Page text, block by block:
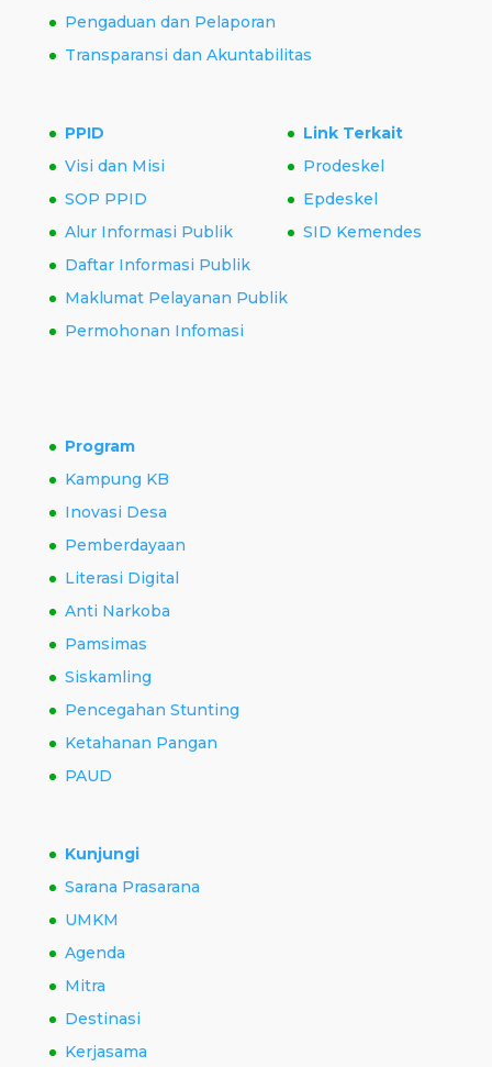
Pengaduan dan Pelaporan
Transparansi dan Akuntabilitas
PPID
Visi dan Misi
SOP PPID
Alur Informasi Publik
Daftar Informasi Publik
Maklumat Pelayanan Publik
Permohonan Infomasi
Link Terkait
Prodeskel
Epdeskel
SID Kemendes
Program
Kampung KB
Inovasi Desa
Pemberdayaan
Literasi Digital
Anti Narkoba
Pamsimas
Siskamling
Pencegahan Stunting
Ketahanan Pangan
PAUD
Kunjungi
Sarana Prasarana
UMKM
Agenda
Mitra
Destinasi
Kerjasama